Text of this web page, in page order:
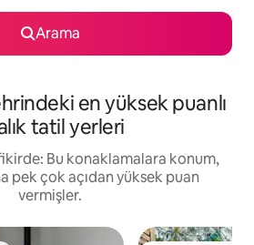
Arama
en yüksek puanlı
tatil yerleri
Bu konaklamalara konum,
pek çok açıdan yüksek puan
vermişler.